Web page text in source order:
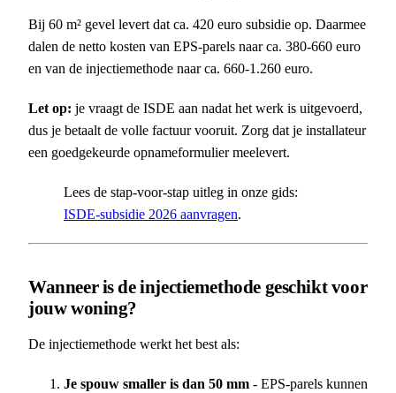
Bij 60 m² gevel levert dat ca. 420 euro subsidie op. Daarmee
dalen de netto kosten van EPS-parels naar ca. 380-660 euro
en van de injectiemethode naar ca. 660-1.260 euro.
Let op: je vraagt de ISDE aan nadat het werk is uitgevoerd,
dus je betaalt de volle factuur vooruit. Zorg dat je installateur
een goedgekeurde opnameformulier meelevert.
Lees de stap-voor-stap uitleg in onze gids:
ISDE-subsidie 2026 aanvragen.
Wanneer is de injectiemethode geschikt voor
jouw woning?
De injectiemethode werkt het best als:
Je spouw smaller is dan 50 mm - EPS-parels kunnen